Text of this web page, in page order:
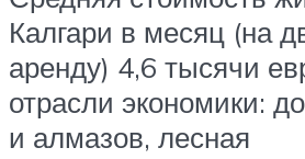
Калгари в месяц (на
аренду) 4,6 тысячи
отрасли экономики:
и алмазов, лесная